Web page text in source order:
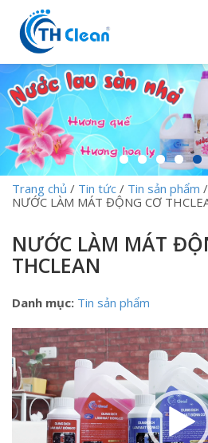
Trang chủ / Tin tức / Tin sản phẩm /
NƯỚC LÀM MÁT ĐỘNG CƠ
NƯỚC LÀM MÁT
THCLEAN
Danh mục: Tin sản phẩm
Trình
chơi
Video